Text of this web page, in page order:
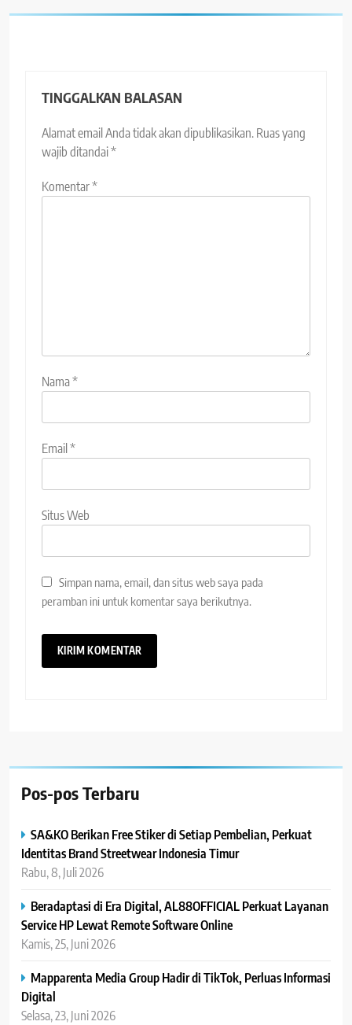
TINGGALKAN BALASAN
Alamat email Anda tidak akan dipublikasikan. Ruas yang
wajib ditandai*
Komentar*
Nama*
Email *
Situs Web
Simpan nama, email, dan situs web saya pada
peramban ini untuk komentar saya berikutnya.
Pos-pos Terbaru
SA&KO Berikan Free Stiker di Setiap Pembelian, Perkuat
Identitas Brand Streetwear Indonesia Timur
Rabu, 8, Juli 2026
Beradaptasi di Era Digital, AL88OFFICIAL Perkuat Layanan
Service HP Lewat Remote Software Online
Kamis, 25, Juni 2026
Mapparenta Media Group Hadir di TikTok, Perluas Informasi
Digital
Selasa, 23, Juni 2026